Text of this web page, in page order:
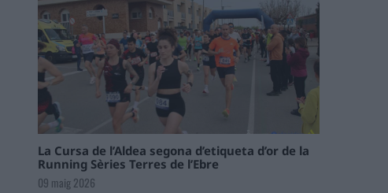
La Cursa de l’Aldea segona d’etiqueta d’or de la
Running Sèries Terres de l’Ebre
09 maig 2026